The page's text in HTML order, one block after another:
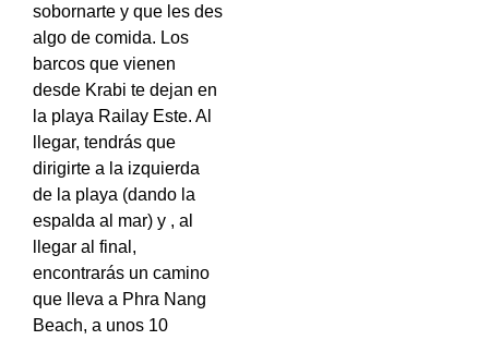
sobornarte y que les des
algo de comida. Los
barcos que vienen
desde Krabi te dejan en
la playa Railay Este. Al
llegar, tendrás que
dirigirte a la izquierda
de la playa (dando la
espalda al mar) y , al
llegar al final,
encontrarás un camino
que lleva a Phra Nang
Beach, a unos 10